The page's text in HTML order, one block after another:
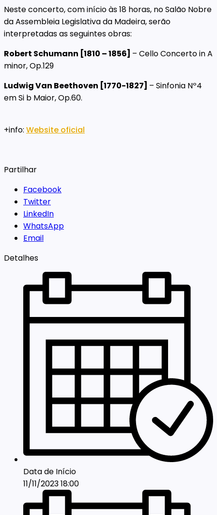
Neste concerto, com início às 18 horas, no Salão Nobre
da Assembleia Legislativa da Madeira, serão
interpretadas as seguintes obras:
Robert Schumann [1810 – 1856] – Cello Concerto in A
minor, Op.129
Ludwig Van Beethoven [1770-1827] – Sinfonia Nº4
em Si b Maior, Op.60.
+info: Website oficial
Partilhar
Facebook
Twitter
LinkedIn
WhatsApp
Email
Detalhes
Data de Início
11/11/2023 18:00